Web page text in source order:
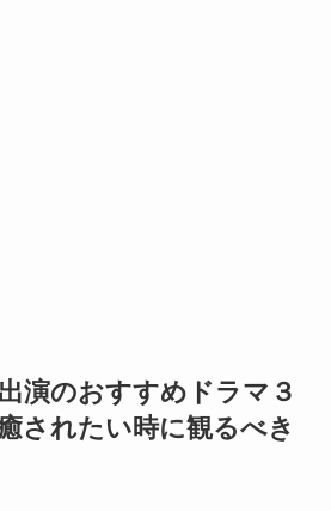
演のおすすめドラマ３
されたい時に観るべき